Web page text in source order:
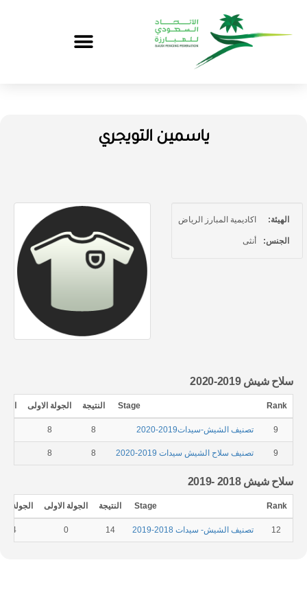
ياسمين التويجري
الهيئة: اكاديمية المبارز الرياض
الجنس: أنثى
سلاح شيش 2019-2020
Rank
Stage النتيجة الجولة الاولى
9 تصنيف الشيش-سيدات2019-2020 8
8
9 تصنيف سلاح الشيش سيدات 2019-2020 8
8
سلاح شيش 2018 -2019
Rank
Stage النتيجة الجولة الاولى الجولة
12 تصنيف الشيش- سيدات 2018-2019 14
0
14